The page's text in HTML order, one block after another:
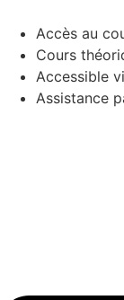
Accès au
Cours
Accessible
Assistance